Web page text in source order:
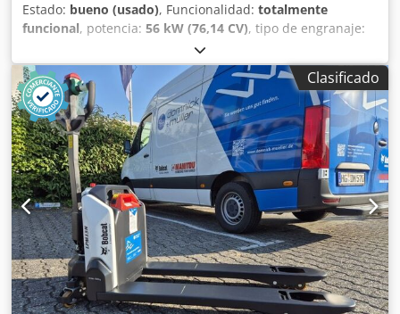
Estado: bueno (usado), Funcionalidad: totalmente
funcional, potencia: 56 kW (76,14 CV), tipo de engranaje:
, tipo de combustible:
elevación:2.200 kg/m, Año de fabricación:2008, horas de
funcionamiento:4.871 h, Equipamiento:cabina, horquillas
para palés, Cargadora telescópica BOBCAT T2250 Año de
fabricación: 2008 Según contador: 4.871 horas Capacidad
de elevación: 2,2 toneladas Altura de elevación: 5 metros
Potencia: 56 kW Transmisión hidrostática de 2 velocidades
Altura total: solo 198 cm Ancho total: solo 190 cm - Incluye
horquilla - Acoplamiento rápido mecánico - Circuito
auxiliar hasta el soporte de la horquilla - Tracción a las
cuatro ruedas - 3 modos de dirección - Control mediante
joystick Csdpjzr En Iefx Acajrf - Cámara de visión trasera -
Cabina con calefacción - Sistema de iluminación con
intermitentes - Lista para su uso inmediato - Buenos
neumáticos - Incluye homologación para carretera (Países
Clasificado